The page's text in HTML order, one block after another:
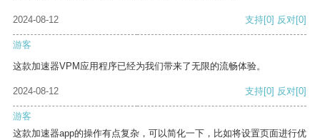
2024-08-12 支持[0] 反对[0]
游客
这款加速器VPM应用程序已经为我们带来了无限的流畅体验。
2024-08-12 支持[0] 反对[0]
游客
这款加速器app的操作有点复杂，可以简化一下，比如将设置页面进行优